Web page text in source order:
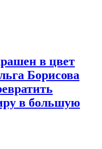
в цвет
Борисова
в большую